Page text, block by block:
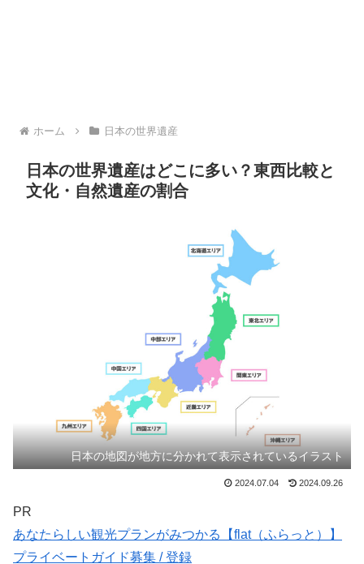
ホーム 日本の世界遺産
日本の世界遺産はどこに多い？東西比較と
文化・自然遺産の割合
日本の地図が地方に分かれて表示されているイラスト
2024.07.04 2024.09.26
PR
あなたらしい観光プランがみつかる【flat（ふらっと）】
プライベートガイド募集 / 登録